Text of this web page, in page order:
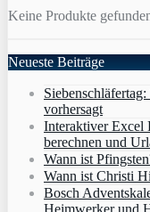
Keine Produkte
Neueste Beiträge
vorhersagt
Interaktiver Excel
berechnen und
Wann ist
Wann ist Christi
Bosch